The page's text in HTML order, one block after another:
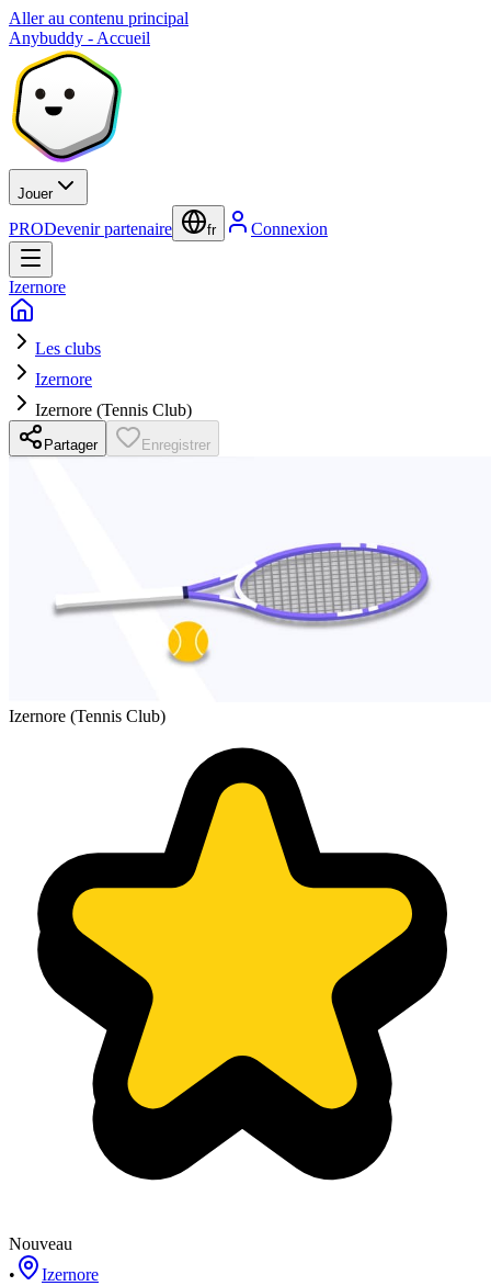
Aller au contenu principal
Anybuddy - Accueil
Jouer
PRODevenir partenaire fr Connexion
Izernore
Les clubs
Izernore
Izernore (Tennis Club)
Partager Enregistrer
Izernore (Tennis Club)
Nouveau
•
Izernore